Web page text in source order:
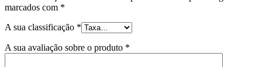
marcados com *
A sua classificação *
A sua avaliação sobre o produto *